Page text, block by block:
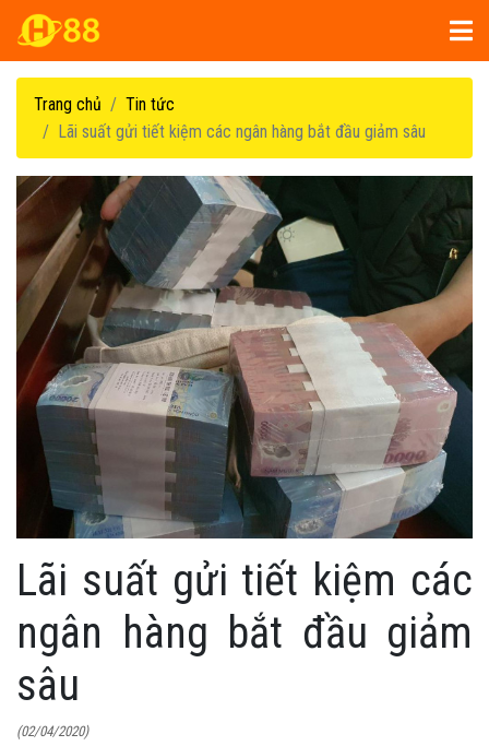
Trang chủ
Tin tức
Lãi suất gửi tiết kiệm các ngân hàng bắt đầu giảm sâu
Lãi suất gửi tiết kiệm các
ngân hàng bắt đầu giảm
sâu
(02/04/2020)